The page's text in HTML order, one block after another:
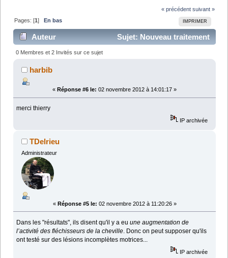
« précédent suivant »
IMPRIMER
Pages: [1] En bas
Auteur
Sujet: Nouveau traitement
pour lésions incomplètes de la moelle épinière (Lu
11786 fois)
0 Membres et 2 Invités sur ce sujet
harbib
« Réponse #6 le: 02 novembre 2012 à 14:01:17 »
merci thierry
IP archivée
TDelrieu
Administrateur
« Réponse #5 le: 02 novembre 2012 à 11:20:26 »
Dans les "résultats", ils disent qu'il y a euune augmentation de
l’activité des fléchisseurs de la cheville . Donc on peut supposer qu'ils
ont testé sur des lésions incomplètes motrices...
IP archivée